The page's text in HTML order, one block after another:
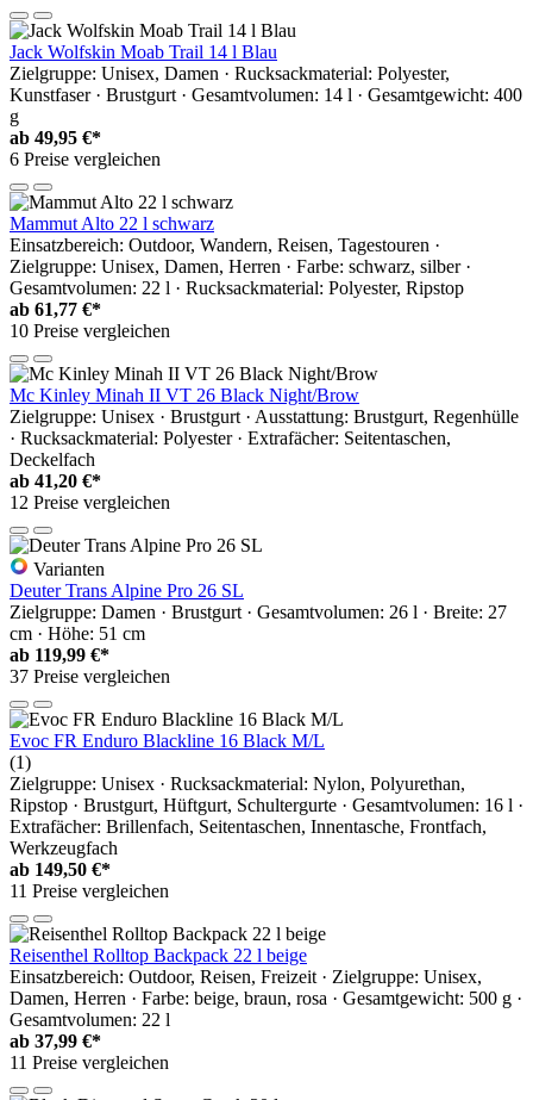
Jack Wolfskin Moab Trail 14 l Blau
Zielgruppe: Unisex, Damen · Rucksackmaterial: Polyester,
Kunstfaser · Brustgurt · Gesamtvolumen: 14 l · Gesamtgewicht: 400
g
ab 49,95 €*
6 Preise vergleichen
Mammut Alto 22 l schwarz
Einsatzbereich: Outdoor, Wandern, Reisen, Tagestouren ·
Zielgruppe: Unisex, Damen, Herren · Farbe: schwarz, silber ·
Gesamtvolumen: 22 l · Rucksackmaterial: Polyester, Ripstop
ab 61,77 €*
10 Preise vergleichen
Mc Kinley Minah II VT 26 Black Night/Brow
Zielgruppe: Unisex · Brustgurt · Ausstattung: Brustgurt, Regenhülle
· Rucksackmaterial: Polyester · Extrafächer: Seitentaschen,
Deckelfach
ab 41,20 €*
12 Preise vergleichen
Varianten
Deuter Trans Alpine Pro 26 SL
Zielgruppe: Damen · Brustgurt · Gesamtvolumen: 26 l · Breite: 27
cm · Höhe: 51 cm
ab 119,99 €*
37 Preise vergleichen
Evoc FR Enduro Blackline 16 Black M/L
(1)
Zielgruppe: Unisex · Rucksackmaterial: Nylon, Polyurethan,
Ripstop · Brustgurt, Hüftgurt, Schultergurte · Gesamtvolumen: 16 l ·
Extrafächer: Brillenfach, Seitentaschen, Innentasche, Frontfach,
Werkzeugfach
ab 149,50 €*
11 Preise vergleichen
Reisenthel Rolltop Backpack 22 l beige
Einsatzbereich: Outdoor, Reisen, Freizeit · Zielgruppe: Unisex,
Damen, Herren · Farbe: beige, braun, rosa · Gesamtgewicht: 500 g ·
Gesamtvolumen: 22 l
ab 37,99 €*
11 Preise vergleichen